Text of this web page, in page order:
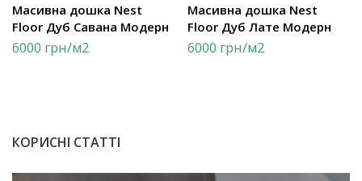
Масивна дошка Nest
Floor Дуб Савана Модерн
6000 грн/м2
Масивна дошка Nest
Floor Дуб Лате Модерн
6000 грн/м2
КОРИСНІ СТАТТІ